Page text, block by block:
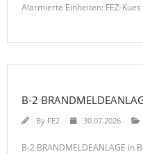
Alarmierte Einheiten: FEZ-Kues
B-2
By FE2 30.07.2026
B-2 BRANDMELDEANLAGE in